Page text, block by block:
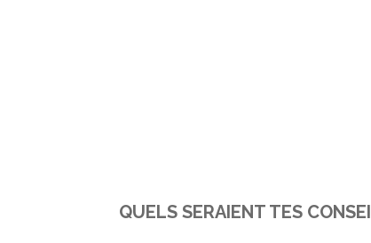
QUELS SERAIENT TES